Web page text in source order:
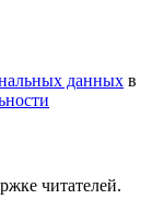
данных в
читателей.